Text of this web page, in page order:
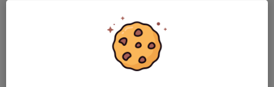
Annelie Salander3 maj, 18:00